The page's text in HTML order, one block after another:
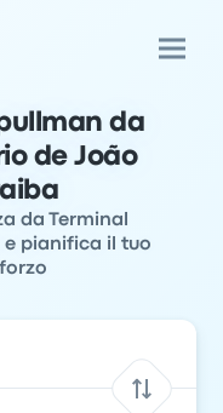
da
de João
da Terminal
e pianifica il tuo